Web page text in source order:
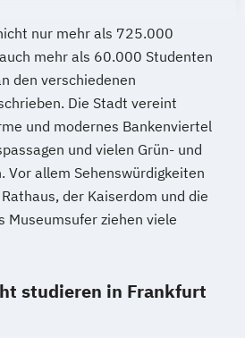
nur mehr als 725.000
mehr als 60.000 Studenten
den verschiedenen
Die Stadt vereint
und modernes Bankenviertel
und vielen Grün- und
Vor allem Sehenswürdigkeiten
der Kaiserdom und die
Museumsufer ziehen viele
studieren in Frankfurt